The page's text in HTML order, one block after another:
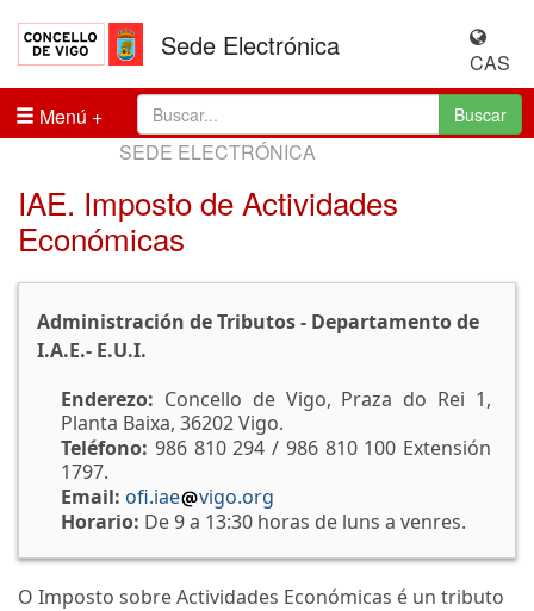
Sede Electrónica
CAS
Menú
Buscar
SEDE ELECTRÓNICA
IAE. Imposto de Actividades
Económicas
Administración de Tributos - Departamento de
I.A.E.- E.U.I.
Enderezo: Concello de Vigo, Praza do Rei 1,
Planta Baixa, 36202 Vigo.
Teléfono: 986 810 294 / 986 810 100 Extensión
1797.
Email: ofi.iae
vigo.org
Horario: De 9 a 13:30 horas de luns a venres.
O Imposto sobre Actividades Económicas é un tributo